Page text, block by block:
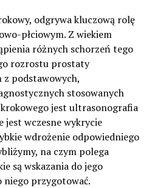
odgrywa kluczową rolę
płciowym. Z wiekiem
różnych schorzeń tego
rozrostu prostaty
z podstawowych,
stosowanych
jest ultrasonografia
jest wczesne wykrycie
wdrożenie odpowiedniego
na czym polega
są wskazania do jego
niego przygotować.